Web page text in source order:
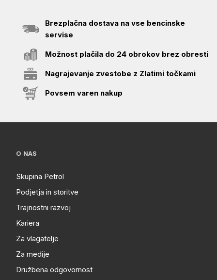
Brezplačna dostava na vse bencinske
servise
Možnost plačila do 24 obrokov brez obresti
Nagrajevanje zvestobe z Zlatimi točkami
Povsem varen nakup
O NAS
Skupina Petrol
Podjetja in storitve
Trajnostni razvoj
Kariera
Za vlagatelje
Za medije
Družbena odgovornost